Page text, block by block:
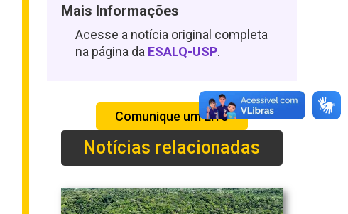
Mais Informações
Acesse a notícia original completa
na página da ESALQ-USP.
Comunique um Erro
Notícias relacionadas